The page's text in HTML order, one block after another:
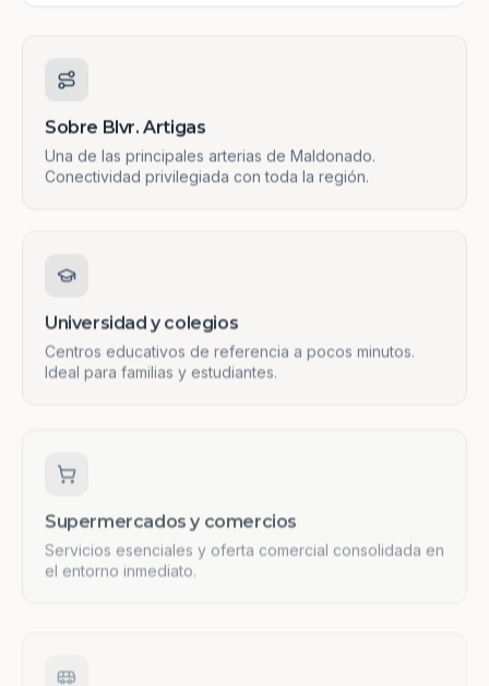
Sobre Blvr. Artigas
Una de las principales arterias de Maldonado.
Conectividad privilegiada con toda la región.
Universidad y colegios
Centros educativos de referencia a pocos minutos.
Ideal para familias y estudiantes.
Servicios esenciales y oferta comercial consolidada en
el entorno inmediato.